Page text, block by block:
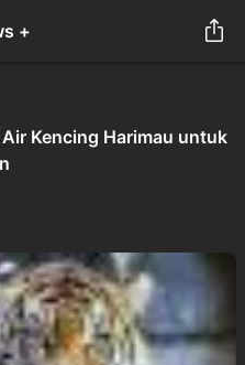
+
Kencing Harimau untuk